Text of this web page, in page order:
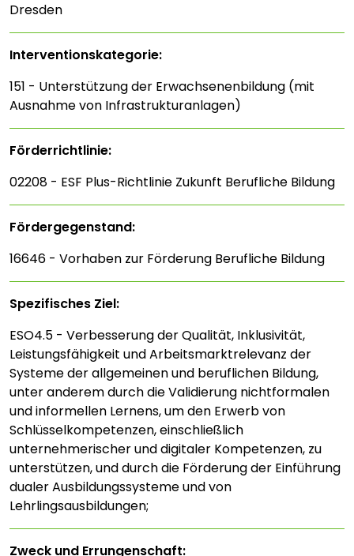
Dresden
Interventions­kategorie:
151 - Unterstützung der Erwachsenenbildung (mit
Ausnahme von Infrastrukturanlagen)
Förderrichtlinie:
02208 - ESF Plus-Richtlinie Zukunft Berufliche Bildung
Fördergegenstand:
16646 - Vorhaben zur Förderung Berufliche Bildung
Spezifisches Ziel:
ESO4.5 - Verbesserung der Qualität, Inklusivität,
Leistungsfähigkeit und Arbeitsmarktrelevanz der
Systeme der allgemeinen und beruflichen Bildung,
unter anderem durch die Validierung nichtformalen
und informellen Lernens, um den Erwerb von
Schlüsselkompetenzen, einschließlich
unternehmerischer und digitaler Kompetenzen, zu
unterstützen, und durch die Förderung der Einführung
dualer Ausbildungssysteme und von
Lehrlingsausbildungen;
Zweck und Errungenschaft: